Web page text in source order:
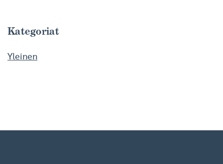
Kategoriat
Yleinen